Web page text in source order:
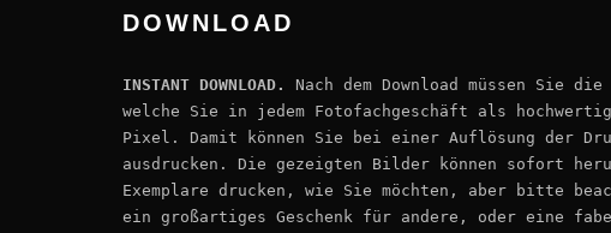
DOWNLOAD
INSTANT DOWNLOAD.
Nach dem Download müssen Sie
welche Sie in jedem Fotofachgeschäft als
Pixel. Damit können Sie bei einer Auflösung der
ausdrucken. Die gezeigten Bilder können sofort
Exemplare drucken, wie Sie möchten, aber bitte
ein großartiges Geschenk für andere, oder eine